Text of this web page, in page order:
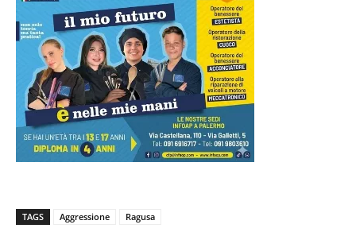
TAGS Aggressione Ragusa